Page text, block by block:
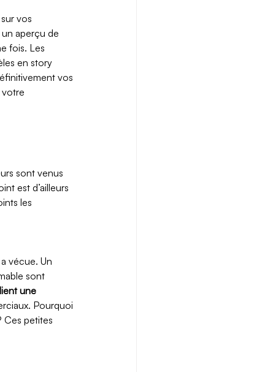
vos
aperçu de
fois. Les
en story
vos
votre
sont venus
est d’ailleurs
les
vécue. Un
sont
une
Pourquoi
Ces petites